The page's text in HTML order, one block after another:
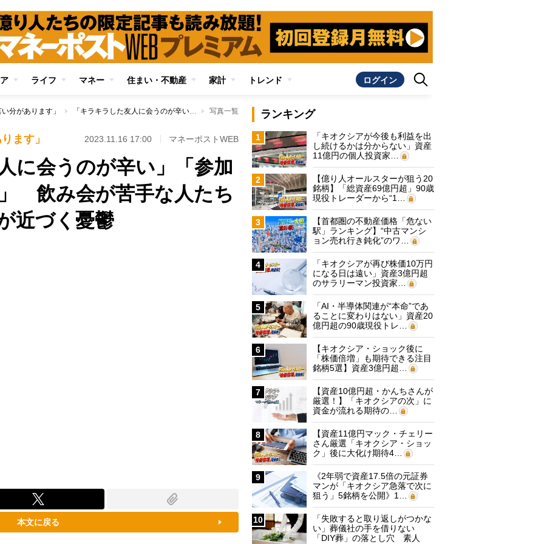
ライフ マネー 住まい・不動産 家計 トレンド ログイン
分があります」 「キラキラした友人に会うのが辛い」「参加しても楽しめない」 飲み会が苦手な人たちの忘年会シーズンが近づく憂鬱 写真一覧
ます」 2023.11.16 17:00 マネーポストWEB
に会うのが辛い」「参加
飲み会が苦手な人たち
近づく憂鬱
本文に戻る
ランキング
1
「キオクシアが今後も利益を出
し続けるかは分からない」資産
11億円の個人投資家…
2
【億り人オールスターが狙う20
銘柄】「総資産69億円超」90歳
現役トレーダーから“1…
3
【首都圏の不動産価格「危ない
駅」ランキング】“中古マンシ
ョン売れ行き鈍化”のワ…
4
「キオクシアが再び株価10万円
になる日は遠い」資産3億円超
のサラリーマン投資家…
5
「AI・半導体関連が“本命”であ
ることに変わりはない」資産20
億円超の90歳現役トレ…
6
【キオクシア・ショック後に
「株価倍増」も期待できる注目
銘柄5選】資産3億円超…
7
【資産10億円超・かんちさんが
厳選！】「キオクシアの次」に
資金が流れる期待の…
8
【資産11億円マック・チェリー
さん厳選「キオクシア・ショッ
ク」後に大化け期待4…
9
《2年弱で資産17.5倍の元証券
マンが「キオクシア急落で次に
狙う」5銘柄を公開》1…
10
「失敗すると取り返しがつかな
い」葬儀社の手を借りない
「DIY葬」の落とし穴 素人